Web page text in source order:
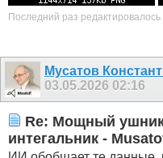
Последний раз
Мусатов
03.05.2026 02:16
Re: Мощный
интегальник -